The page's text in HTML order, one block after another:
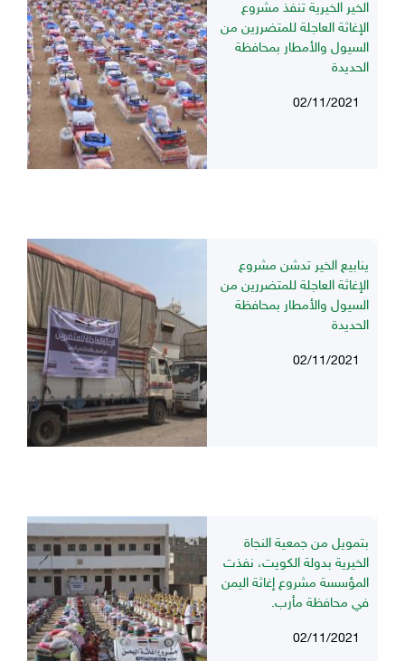
الخير الخيرية تنفذ مشروع
الإغاثة العاجلة للمتضررين من
السيول والأمطار بمحافظة
الحديدة
02/11/2021
ينابيع الخير تدشن مشروع
الإغاثة العاجلة للمتضررين من
السيول والأمطار بمحافظة
الحديدة
02/11/2021
بتمويل من جمعية النجاة
الخيرية بدولة الكويت، نفذت
المؤسسة مشروع إغاثة اليمن
في محافظة مأرب.
02/11/2021